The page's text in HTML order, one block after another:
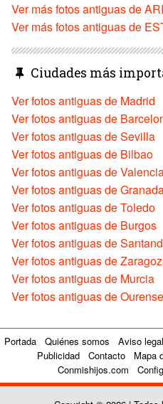
Ver más fotos antiguas de
Ver más fotos antiguas de
Ciudades más
Ver fotos antiguas de Madrid
Ver fotos antiguas de
Ver fotos antiguas de Sevilla
Ver fotos antiguas de Bilbao
Ver fotos antiguas de
Ver fotos antiguas de
Ver fotos antiguas de Toledo
Ver fotos antiguas de Burgos
Ver fotos antiguas de
Ver fotos antiguas de
Ver fotos antiguas de Murcia
Ver fotos antiguas de Ourense
Portada Quiénes somos Aviso legal
Publicidad
Contacto Mapa
Conmishijos.com